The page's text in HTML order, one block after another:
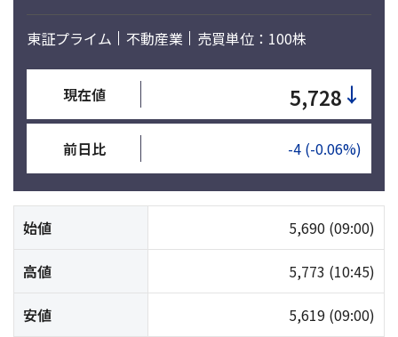
東証プライム 不動産業 売買単位：100株
現在値 5,728 ↓
前日比 -4 (-0.06%)
始値 5,690 (09:00)
高値 5,773 (10:45)
安値 5,619 (09:00)